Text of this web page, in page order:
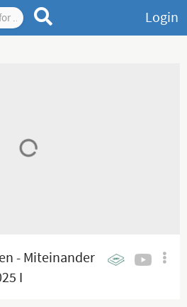
Login
- Miteinander
I